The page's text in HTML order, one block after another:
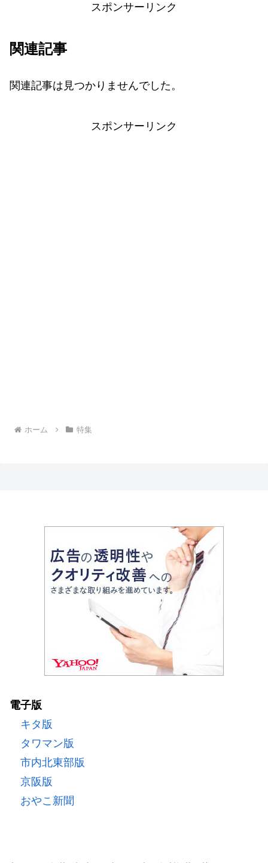
スポンサーリンク
関連記事
関連記事は見つかりませんでした。
スポンサーリンク
ホーム 特集
電子版
キタ版
タワマン版
市内北東部版
京阪版
おやこ新聞